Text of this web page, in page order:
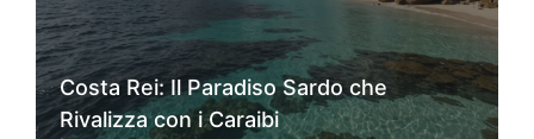
Costa Rei: Il Paradiso Sardo che
Rivalizza con i Caraibi